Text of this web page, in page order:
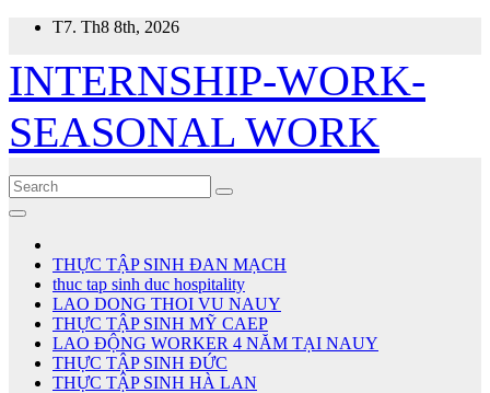
Skip
content
T7. Th8 8th, 2026
INTERNSHIP-WORK-
SEASONAL WORK
THỰC TẬP SINH ĐAN MẠCH
thuc tap sinh duc hospitality
LAO DONG THOI VU NAUY
THỰC TẬP SINH MỸ CAEP
LAO ĐỘNG WORKER 4 NĂM TẠI NAUY
THỰC TẬP SINH ĐỨC
THỰC TẬP SINH HÀ LAN